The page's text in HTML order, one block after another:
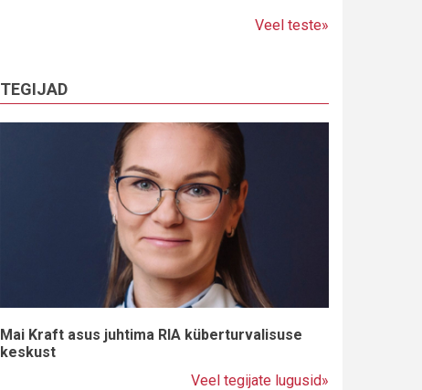
Veel teste»
TEGIJAD
Mai Kraft asus juhtima RIA küberturvalisuse
keskust
Veel tegijate lugusid»